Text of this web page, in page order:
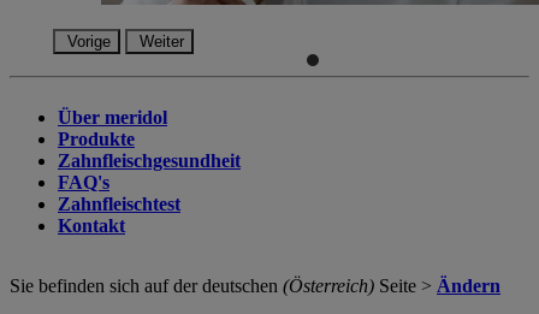
Vorige Weiter
Über meridol
Produkte
Zahnfleischgesundheit
FAQ's
Zahnfleischtest
Kontakt
Sie befinden sich auf der deutschen (Österreich) Seite > Ändern